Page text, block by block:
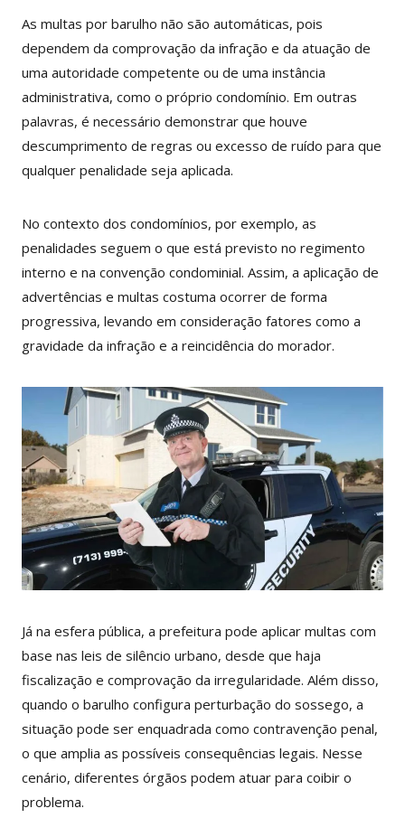
As multas por barulho não são automáticas, pois
dependem da comprovação da infração e da atuação de
uma autoridade competente ou de uma instância
administrativa, como o próprio condomínio. Em outras
palavras, é necessário demonstrar que houve
descumprimento de regras ou excesso de ruído para que
qualquer penalidade seja aplicada.
No contexto dos condomínios, por exemplo, as
penalidades seguem o que está previsto no regimento
interno e na convenção condominial. Assim, a aplicação de
advertências e multas costuma ocorrer de forma
progressiva, levando em consideração fatores como a
gravidade da infração e a reincidência do morador.
Já na esfera pública, a prefeitura pode aplicar multas com
base nas leis de silêncio urbano, desde que haja
fiscalização e comprovação da irregularidade. Além disso,
quando o barulho configura perturbação do sossego, a
situação pode ser enquadrada como contravenção penal,
o que amplia as possíveis consequências legais. Nesse
cenário, diferentes órgãos podem atuar para coibir o
problema.